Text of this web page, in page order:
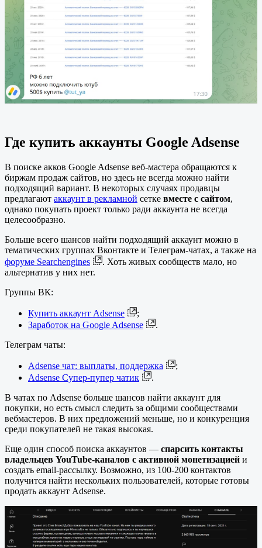
Где купить аккаунты Google Adsense
В поиске акков Google Adsense веб-мастера обращаются к
биржам продаж сайтов, но здесь не всегда можно найти
подходящий вариант. В некоторых случаях продавцы
предлагают аккаунт в рекламной сетке вместе с сайтом,
однако покупать проект только ради аккаунта не всегда
целесообразно.
Больше всего шансов найти подходящий аккаунт можно в
тематических группах Вконтакте и Телеграм-чатах, а также на
форуме Searchengines
. Хоть живых сообществ мало, но
альтернатив у них нет.
Группы ВК:
Купить аккаунт Adsense
;
Заработок на Google Adsense
.
Телеграм чаты:
Adsense чат: выплаты, поддержка
;
Adsense Супер-пупер чатик
.
В чатах по Adsense больше шансов найти аккаунт для
покупки, но есть смысл следить за общими сообществами
вебмастеров. В них предложений меньше, но и конкуренция
среди покупателей не такая высокая.
Еще один способ поиска аккаунтов — спарсить контакты
владельцев YouTube-каналов с активной монетизацией и
создать email-рассылку. Возможно, из 100-200 контактов
получится найти нескольких пользователей, которые готовы
продать аккаунт Adsense.